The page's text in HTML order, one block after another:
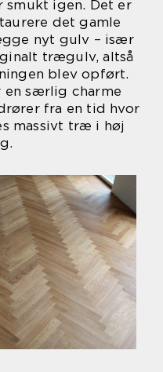
igen. Det er
det gamle
nyt gulv – især
trægulv, altså
blev opført.
særlig charme
fra en tid hvor
massivt træ i høj